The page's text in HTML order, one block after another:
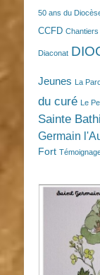
50 ans du
CCFD
Diaconat
Jeunes La
du curé Le
Sainte
Germain
Fort